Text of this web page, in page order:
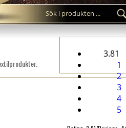
3.81
1
2
3
4
5